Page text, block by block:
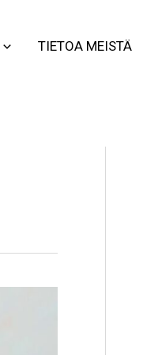
TIETOA MEISTÄ